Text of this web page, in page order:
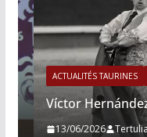
ACTUALITÉS TAURINES
Víctor Hernández :
13/06/2026 Tertulias